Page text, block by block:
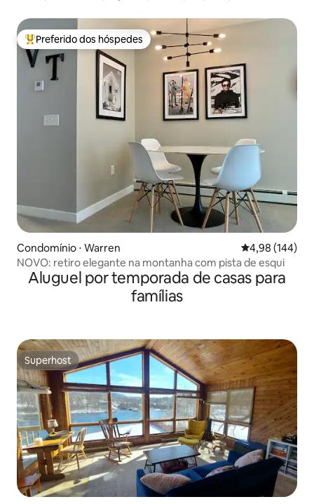
Entre os melhores preferidos dos hóspedes
Preferido dos hóspedes
Condomínio ⋅ Warren 4,98 de uma
4,98 (144)
NOVO: retiro elegante na montanha com pista de esqui
Aluguel por temporada de casas para
famílias
Superhost
Superhost